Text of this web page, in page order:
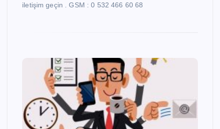
iletişim geçin . GSM : 0 532 466 60 68